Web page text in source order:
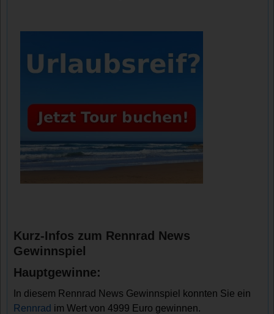
Kurz-Infos zum Rennrad News
Gewinnspiel
Hauptgewinne:
In diesem Rennrad News Gewinnspiel konnten Sie ein
Rennrad im Wert von 4999 Euro gewinnen.